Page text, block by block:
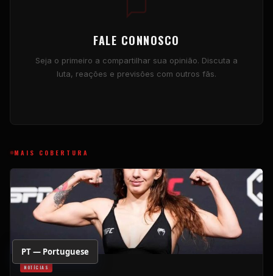
FALE CONNOSCO
Seja o primeiro a compartilhar sua opinião. Discuta a
luta, reações e previsões com outros fãs.
MAIS COBERTURA
NOTÍCIAS
PT — Portuguese